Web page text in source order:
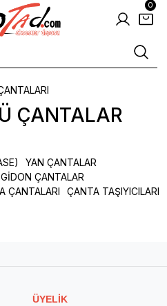
0
ÇANTALAR
YAN ÇANTALAR
GİDON ÇANTALAR
ÇANTALARI
ÇANTA TAŞIYICILARI
ÜYELİK